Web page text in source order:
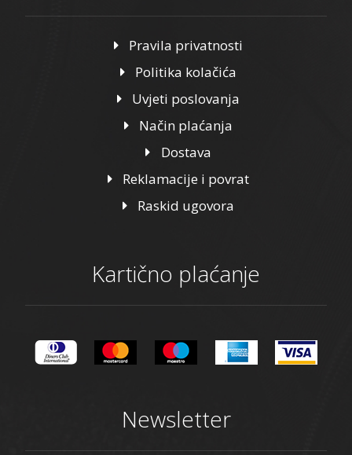
Pravila privatnosti
Politika kolačića
Uvjeti poslovanja
Način plaćanja
Dostava
Reklamacije i povrat
Raskid ugovora
Kartično plaćanje
Newsletter